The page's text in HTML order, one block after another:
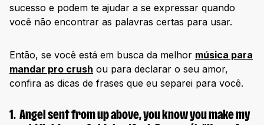
sucesso e podem te ajudar a se expressar quando
você não encontrar as palavras certas para usar.
Então, se você está em busca da melhor música para
mandar pro crush ou para declarar o seu amor,
confira as dicas de frases que eu separei para você.
1. Angel sent from up above, you know you make my